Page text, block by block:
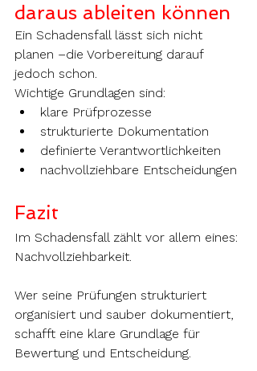
daraus ableiten können
Ein Schadensfall lässt sich nicht
planen –die Vorbereitung darauf
jedoch schon.
Wichtige Grundlagen sind:
klare Prüfprozesse
strukturierte Dokumentation
definierte Verantwortlichkeiten
nachvollziehbare Entscheidungen
Fazit
Im Schadensfall zählt vor allem eines:
Nachvollziehbarkeit.
Wer seine Prüfungen strukturiert
organisiert und sauber dokumentiert,
schafft eine klare Grundlage für
Bewertung und Entscheidung.